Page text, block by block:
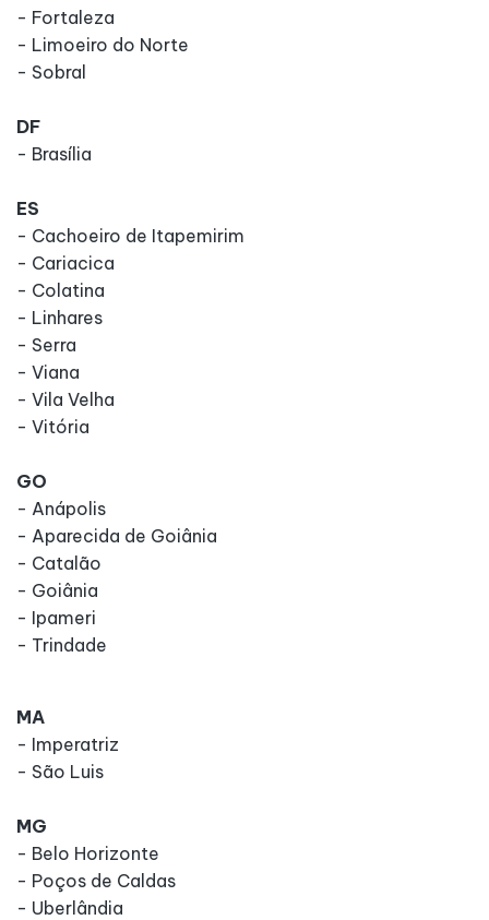
- Fortaleza
- Limoeiro do Norte
- Sobral
DF
- Brasília
ES
- Cachoeiro de Itapemirim
- Cariacica
- Colatina
- Linhares
- Serra
- Viana
- Vila Velha
- Vitória
GO
- Anápolis
- Aparecida de Goiânia
- Catalão
- Goiânia
- Ipameri
- Trindade
MA
- Imperatriz
- São Luis
MG
- Belo Horizonte
- Poços de Caldas
- Uberlândia